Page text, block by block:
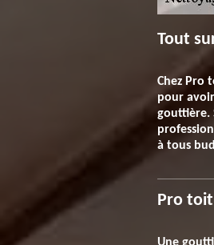
Tout
Chez Pro
pour
gouttière.
à tous
Pro